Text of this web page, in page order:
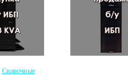
Сварочные